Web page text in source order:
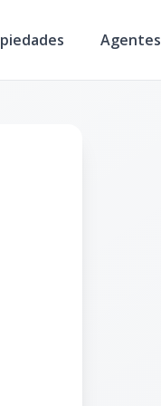
Agentes